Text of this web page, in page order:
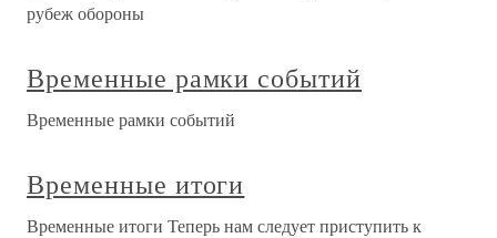
рубеж обороны
Временные рамки событий
Временные рамки событий
Временные итоги
Временные итоги Теперь нам следует приступить к